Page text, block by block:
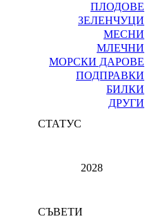
ПЛОДОВЕ
ЗЕЛЕНЧУЦИ
МЕСНИ
МЛЕЧНИ
МОРСКИ ДАРОВЕ
ПОДПРАВКИ
БИЛКИ
ДРУГИ
СТАТУС
2028
СЪВЕТИ